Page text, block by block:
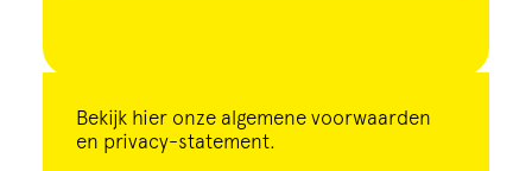
Bekijk hier onze algemene voorwaarden
en privacy-statement.